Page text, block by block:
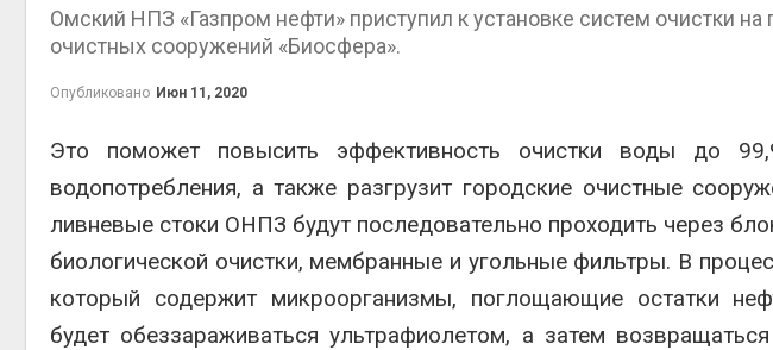
Омский НПЗ «Газпром нефти» приступил к установке систем очистки
очистных сооружений «Биосфера».
Опубликовано Июн 11, 2020
Это поможет повысить эффективность очистки воды до
водопотребления, а также разгрузит городские очистные
ливневые стоки ОНПЗ будут последовательно проходить через
биологической очистки, мембранные и угольные фильтры. В
который содержит микроорганизмы, поглощающие остатки
будет обеззараживаться ультрафиолетом, а затем
Минприроды
Панамский канал
ограничивает загрузку
судов из-за дефицита
Авг 6, 2026
Шэньси из-за